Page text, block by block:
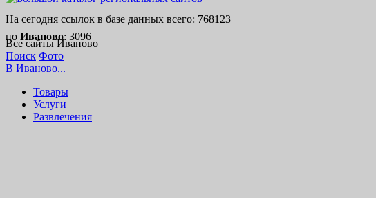
На сегодня ссылок в базе данных всего: 768123
по Иваново: 3096
Все сайты Иваново
Поиск Фото
В Иваново...
Товары
Услуги
Развлечения